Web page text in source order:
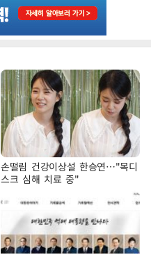
손떨림 건강이상설 한승연…"목디
스크 심해 치료 중"